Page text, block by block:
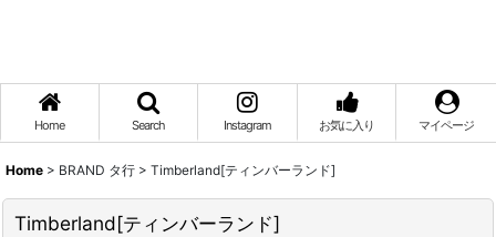
Home Search Instagram お気に入り マイページ
Home > BRAND タ行 > Timberland[ティンバーランド]
Timberland[ティンバーランド]